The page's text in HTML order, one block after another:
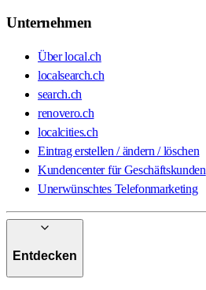
Unternehmen
Über local.ch
localsearch.ch
search.ch
renovero.ch
localcities.ch
Eintrag erstellen / ändern / löschen
Kundencenter für Geschäftskunden
Unerwünschtes Telefonmarketing
Entdecken